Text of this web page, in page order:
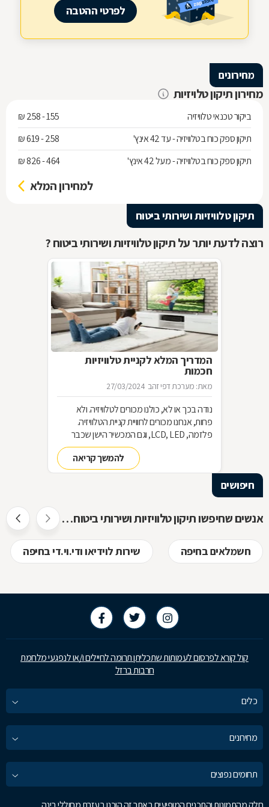
לפרטי ההטבה
מחירונים
מחירון תיקון טלויזיות
ביקור טכנאי טלוויזיה
155 - 258 ₪
תיקון ספק כוח בטלוויזיה - עד 42 אינץ'
258 - 619 ₪
תיקון ספק כוח בטלוויזיה - מעל 42 אינץ'
464 - 826 ₪
למחירון המלא
תיקון טלוויזיות ושירותי ביטוח
רוצה לדעת יותר על תיקון טלוויזיות ושירותי ביטוח ?
המדריך המלא לקניית טלוויזיות
חכמות
מאת: מערכת דפי זהב 27/03/2024
נודה בכך או לא, כולנו מכורים לטלוויזיה. ולא
פחות, אנחנו מכורים לחוויית קניית הטלוויזיה.
פלזמה, LCD, LED, וגם המכשיר הישן שכבר
שכחנו את שמו. כל כך הרבה אפשרויות וכל כך
מעט זמן. אז בשביל זה אנחנו כאןלהמשך קריאה
חיפושים
אנשים שחיפשו תיקון טלוויזיות ושירותי ביטוח חיפשו גם
חשמלאים בחיפה שירות לוידיאו ודי.וי.די בחיפה
קול קורא לפרסום לעמותות שתכליתן תרומה לחיילים ו/או לנפגעי מלחמת
חרבות ברזל
כלים
מחירונים
תחומים נפוצים